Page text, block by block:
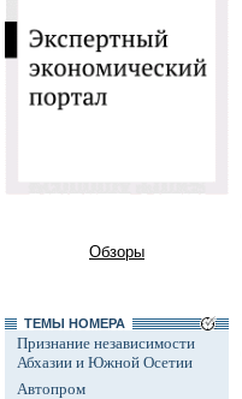
Обзоры
ТЕМЫ НОМЕРА
Признание независимости
Абхазии и Южной Осетии
Автопром